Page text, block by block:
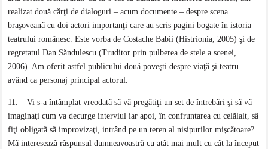
realizat două cărţi de dialoguri – acum documente – despre scena
braşoveanã cu doi actori importanţi care au scris pagini bogate în istoria
teatrului românesc. Este vorba de Costache Babii (Histrionia, 2005) şi de
regretatul Dan Săndulescu (Truditor prin pulberea de stele a scenei,
2006). Am oferit astfel publicului două poveşti despre viaţă şi teatru
având ca personaj principal actorul.
11. – Vi s-a întâmplat vreodatã sã vã pregãtiţi un set de întrebãri şi sã vã
imaginaţi cum va decurge interviul iar apoi, în confruntarea cu celãlalt, sã
fiţi obligatã sã improvizaţi, intrând pe un teren al nisipurilor mişcãtoare?
Mã intereseazã rãspunsul dumneavoastrã cu atât mai mult cu cât la început